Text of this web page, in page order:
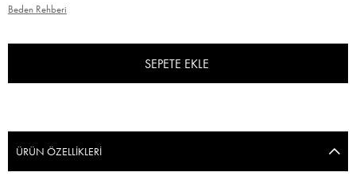
Beden Rehberi
ÜRÜN ÖZELLIKLERI